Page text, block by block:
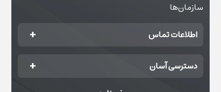
سازمان‌ها
اطلاعات تماس
دسترسی آسان